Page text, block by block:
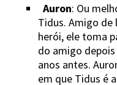
Auron: Ou
Tidus. Amigo
herói, ele toma
do amigo
anos antes.
em que Tidus é